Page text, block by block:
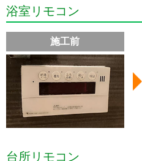
浴室リモコン
施工前
台所リモコン